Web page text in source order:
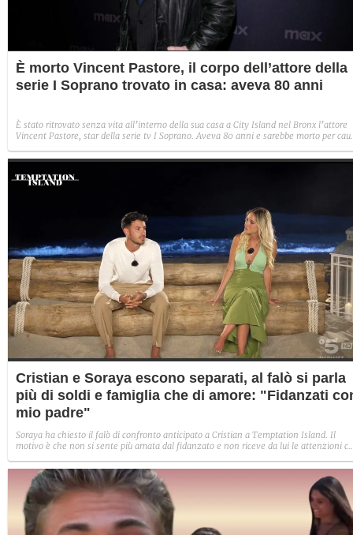
È morto Vincent Pastore, il corpo dell’attore della
serie I Soprano trovato in casa: aveva 80 anni
È stato ritrovato senza vita all’interno della sua casa a City Island nel Bronx l’attore
Vincent Pastore, star della serie tv I Soprano. Aveva 80 anni e sarebbe morto per
Cristian e Soraya escono separati, al falò si parla
più di soldi e famiglia che di amore: "Fidanzati
mio padre"
Soraya ha chiesto il falò di confronto anticipato a Cristian a Temptation Island. Il
motivo è che non si sente più amata dal fidanzato e non riceve da lui le attenzioni
famiglia sono al centro e li portano sempre più distanti, fino alla decisione di
"Fidanzati con mio padre", dice lei.